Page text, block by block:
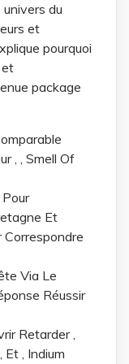
du
et
pourquoi
et
package
, , Smell Of
Et
Correspondre
Via Le
Réussir
Retarder ,
, Indium